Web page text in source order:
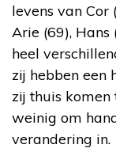
levens van Cor
Arie (69), Hans
heel
zij hebben een
zij thuis
weinig om
verandering in.